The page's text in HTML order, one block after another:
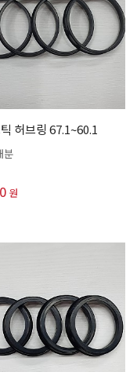
허브링 67.1~60.1
분
원